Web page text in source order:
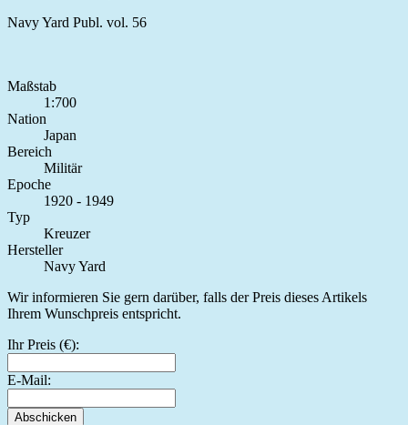
Navy Yard Publ. vol. 56
Maßstab
1:700
Nation
Japan
Bereich
Militär
Epoche
1920 - 1949
Typ
Kreuzer
Hersteller
Navy Yard
Wir informieren Sie gern darüber, falls der Preis dieses Artikels
Ihrem Wunschpreis entspricht.
Ihr Preis (€):
E-Mail:
Abschicken